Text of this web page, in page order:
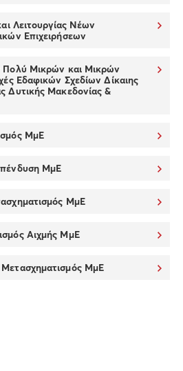
Λειτουργίας Νέων
Επιχειρήσεων
Πολύ Μικρών και Μικρών
Εδαφικών Σχεδίων Δίκαιης
Δυτικής Μακεδονίας &
ΜμΕ
ΜμΕ
ΜμΕ
Αιχμής ΜμΕ
ΜμΕ